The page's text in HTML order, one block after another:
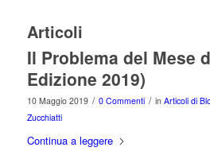
Articoli
Il Problema del Mese
Edizione 2019)
10 Maggio 2019 / 0 Commenti / in Articoli di
Zucchiatti
Continua a leggere